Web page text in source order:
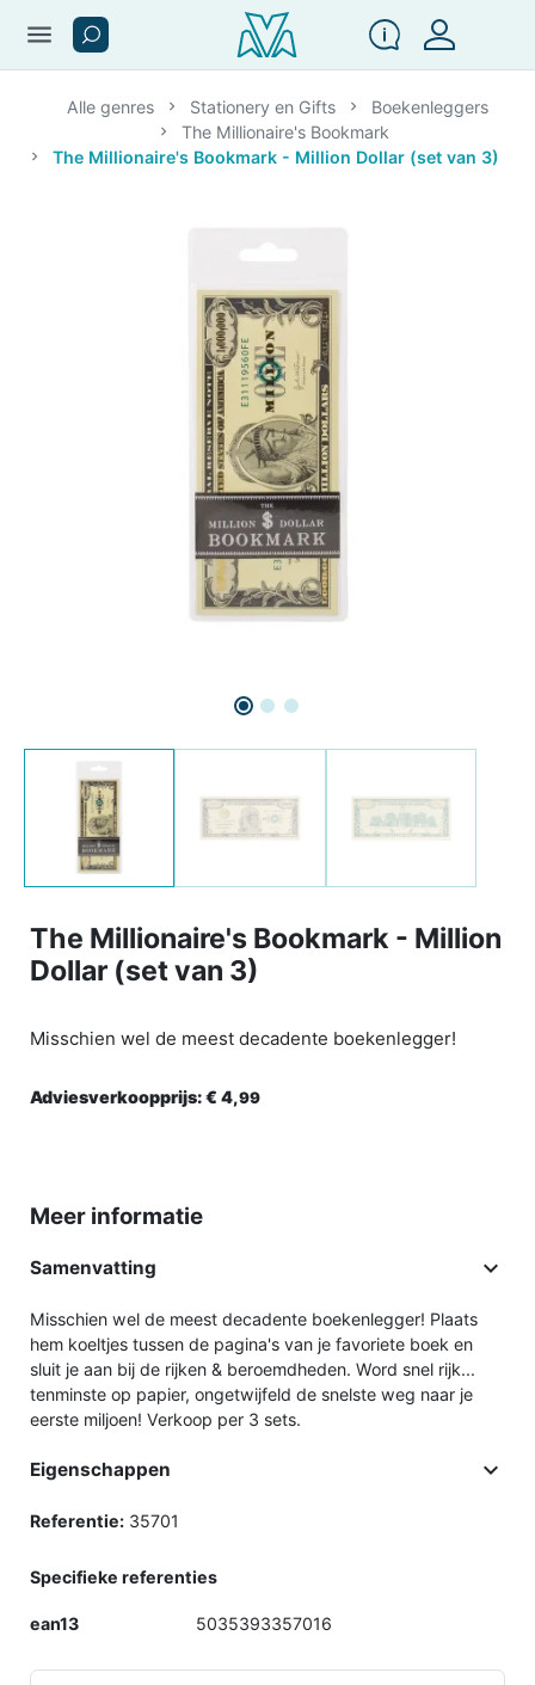
menu
Alle genres Stationery en Gifts
Boekenleggers
The Millionaire's Bookmark
The Millionaire's Bookmark - Million Dollar (set van 3)
The Millionaire's Bookmark - Million
Dollar (set van 3)
Misschien wel de meest decadente boekenlegger!
Adviesverkoopprijs:€ 4,99
Meer informatie
Samenvatting 
Misschien wel de meest decadente boekenlegger! Plaats
hem koeltjes tussen de pagina's van je favoriete boek en
sluit je aan bij de rijken & beroemdheden. Word snel rijk...
tenminste op papier, ongetwijfeld de snelste weg naar je
eerste miljoen! Verkoop per 3 sets.
Eigenschappen 
Referentie: 35701
Specifieke referenties
ean13 5035393357016